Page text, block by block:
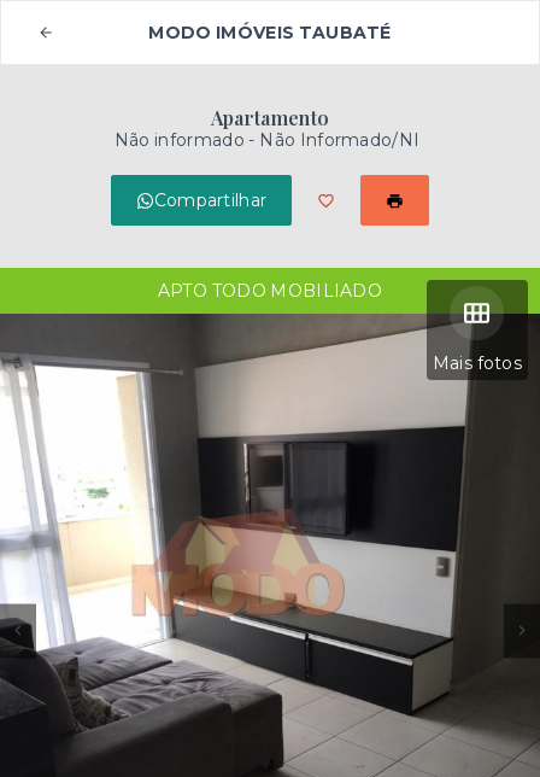
MODO IMÓVEIS TAUBATÉ
Apartamento
Não informado - Não Informado/NI
Compartilhar
Mais fotos
APTO TODO MOBILIADO